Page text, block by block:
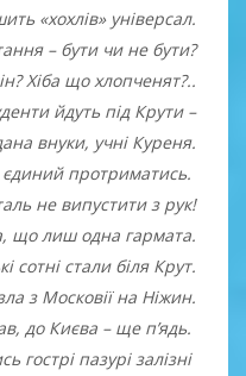
«хохлів» універсал.
– бути чи не бути?
Хіба що хлопченят?..
йдуть під Крути –
внуки, учні Куреня.
протриматись.
не випустити з рук!
що лиш одна гармата.
сотні стали біля Крут.
з Московії на Ніжин.
до Києва – ще п’ядь.
гострі пазурі залізні